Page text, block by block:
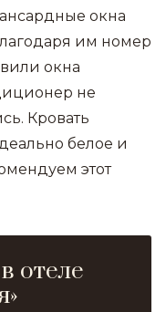
окна
им номер
окна
не
Кровать
белое и
этот
отеле